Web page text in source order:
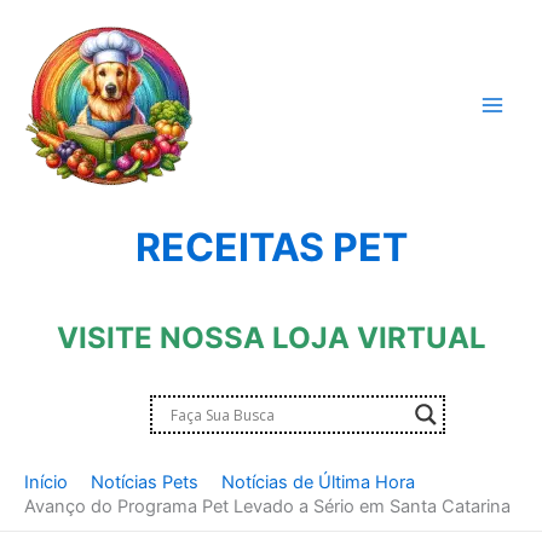
conteúdo
RECEITAS PET
VISITE NOSSA LOJA VIRTUAL
Início Notícias Pets
Notícias de Última Hora
Avanço do Programa Pet Levado a Sério em Santa Catarina